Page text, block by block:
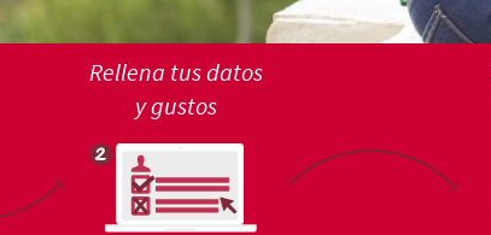
Rellena tus datos
y gustos